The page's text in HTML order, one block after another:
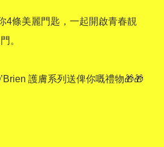
4條美麗門匙，一起開啟青春靚
。
護膚系列送俾你嘅禮物🎁🎁